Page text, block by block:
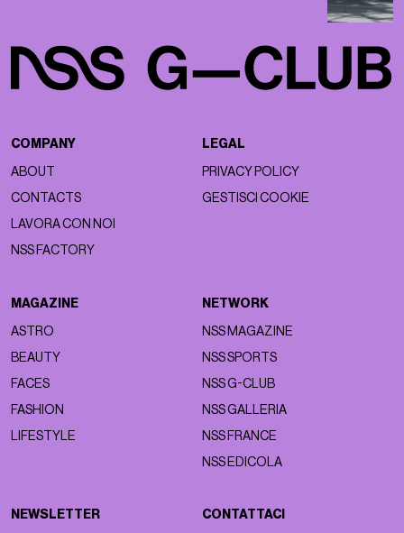
COMPANY
ABOUT
CONTACTS
LAVORA CON NOI
NSS FACTORY
LEGAL
PRIVACY POLICY
GESTISCI COOKIE
MAGAZINE
ASTRO
BEAUTY
FACES
FASHION
LIFESTYLE
NETWORK
NSS MAGAZINE
NSS SPORTS
NSS G-CLUB
NSS GALLERIA
NSS FRANCE
NSS EDICOLA
NEWSLETTER CONTATTACI